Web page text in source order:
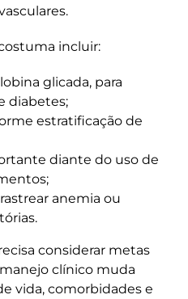
incluir:
glicada, para
diabetes;
estratificação de
diante do uso de
anemia ou
considerar metas
clínico muda
vida, comorbidades e